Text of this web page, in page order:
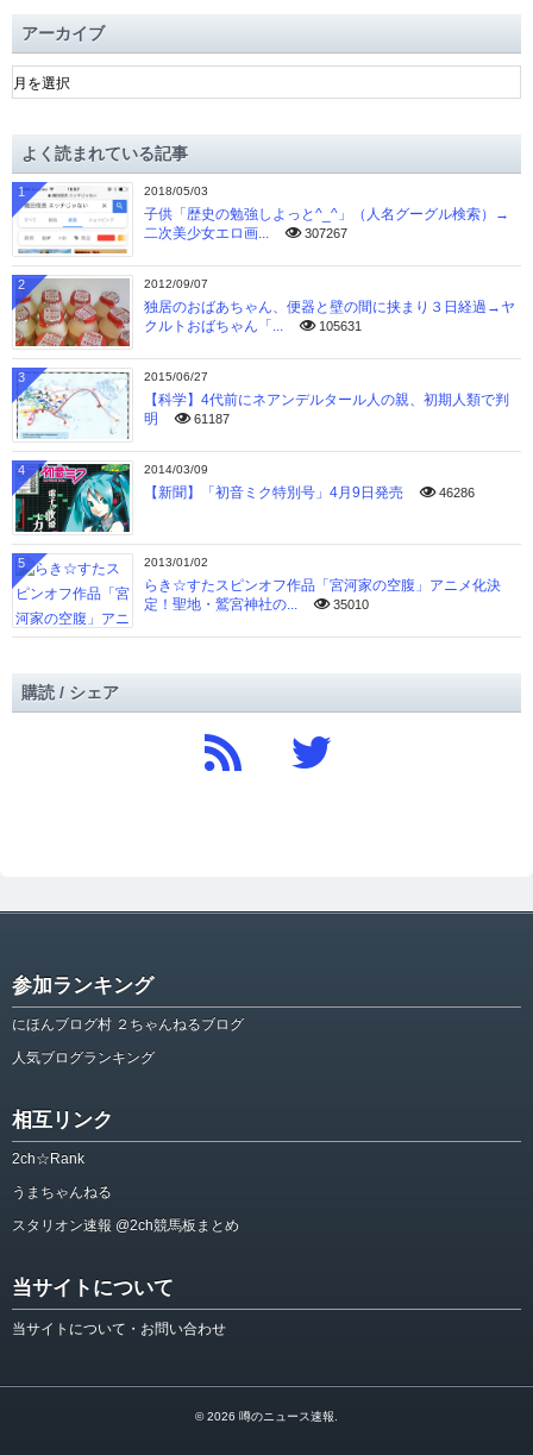
アーカイブ
ア
ー
ブよく読まれている記事
2018/05/03
子供「歴史の勉強しよっと^_^」（人名グーグル検索）→
二次美少女エロ画...
307267
1
2012/09/07
独居のおばあちゃん、便器と壁の間に挟まり３日経過→ヤ
クルトおばちゃん「...
105631
2
2015/06/27
【科学】4代前にネアンデルタール人の親、初期人類で判
明
61187
3
2014/03/09
【新聞】「初音ミク特別号」4月9日発売 46286
4
2013/01/02
らき☆すたスピンオフ作品「宮河家の空腹」アニメ化決
定！聖地・鷲宮神社の...
35010
5
購読 / シェア
参加ランキング
にほんブログ村 ２ちゃんねるブログ
人気ブログランキング
相互リンク
2ch☆Rank
うまちゃんねる
スタリオン速報 @2ch競馬板まとめ
当サイトについて
当サイトについて・お問い合わせ
© 2026 噂のニュース速報